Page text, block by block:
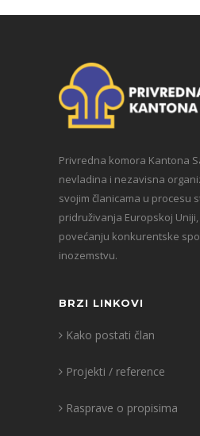
Privredna komora Kantona
nevladina i nezavisna
svojim članicama u procesu
pridruživanja Europskoj
povećanju konkurentske
inozemstvu.
BRZI LINKOVI
Kako postati član
Projekti / reference
Rasprave o propisima